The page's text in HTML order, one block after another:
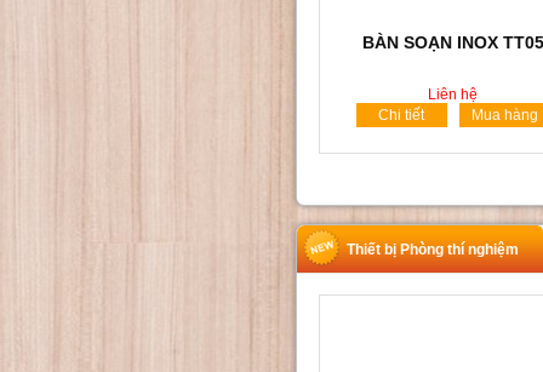
BÀN SOẠN INOX TT05
Liên hệ
Chi tiết
Mua hàng
Thiết bị Phòng thí nghiệm